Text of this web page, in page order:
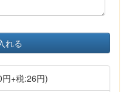
れる
+税:26円)